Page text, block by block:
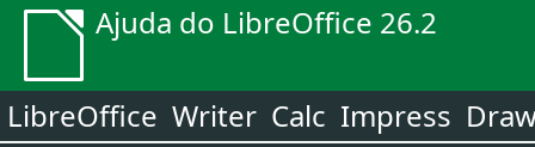
Ajuda do LibreOffice 26.2
LibreOffice Writer Calc Impress